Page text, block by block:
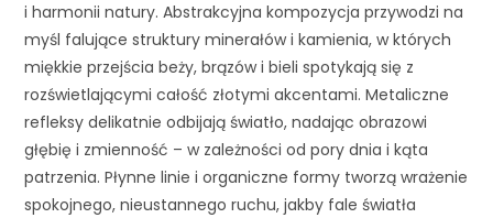
i harmonii natury. Abstrakcyjna kompozycja przywodzi na
myśl falujące struktury minerałów i kamienia, w których
miękkie przejścia beży, brązów i bieli spotykają się z
rozświetlającymi całość złotymi akcentami. Metaliczne
refleksy delikatnie odbijają światło, nadając obrazowi
głębię i zmienność – w zależności od pory dnia i kąta
patrzenia. Płynne linie i organiczne formy tworzą wrażenie
spokojnego, nieustannego ruchu, jakby fale światła